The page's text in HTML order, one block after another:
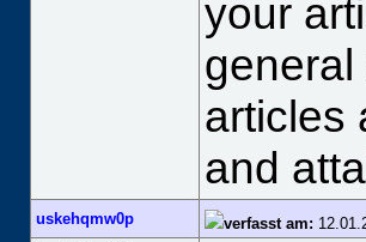
your
articles
and
uskehqmw0p verfasst am: